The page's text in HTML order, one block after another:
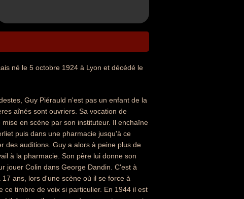
né le 5 octobre 1924 à Lyon et décédé le
Guy Piérauld n'est pas un enfant de la
aînés sont ouvriers. Sa vocation de
en scène par son instituteur. Il enchaîne
puis dans une pharmacie jusqu'à ce
des auditions. Guy a alors à peine plus de
à la pharmacie. Son père lui donne son
jouer Colin dans George Dandin. C'est à
ans, lors d'une scène où il se force à
timbre de voix si particulier. En 1944 il est